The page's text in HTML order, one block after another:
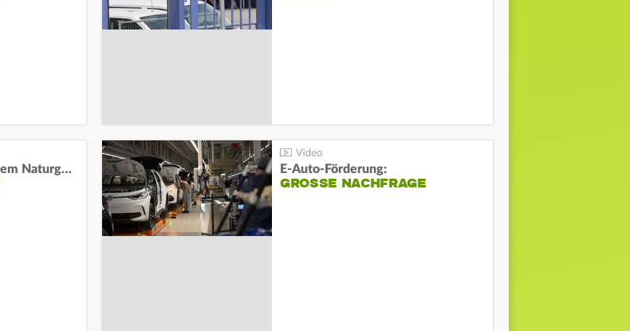
Lage in niederländischem Naturgebiet stabil E-Auto-Förderung:
GROSSE NACHFRAGE